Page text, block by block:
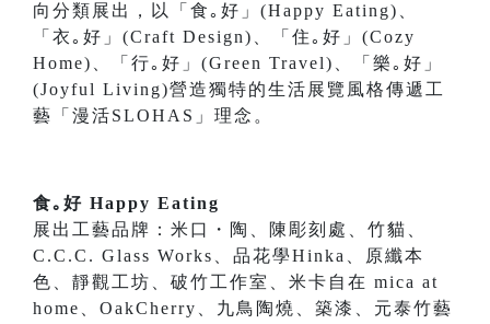
向分類展出，以「食｡好」(Happy Eating)、
「衣｡好」(Craft Design)、「住｡好」(Cozy
Home)、「行｡好」(Green Travel)、「樂｡好」
(Joyful Living)營造獨特的生活展覽風格傳遞工
藝「漫活SLOHAS」理念。
食｡好 Happy Eating
展出工藝品牌：米口・陶、陳彫刻處、竹貓、
C.C.C. Glass Works、品花學Hinka、原纖本
色、靜觀工坊、破竹工作室、米卡自在 mica at
home、OakCherry、九鳥陶燒、築漆、元泰竹藝